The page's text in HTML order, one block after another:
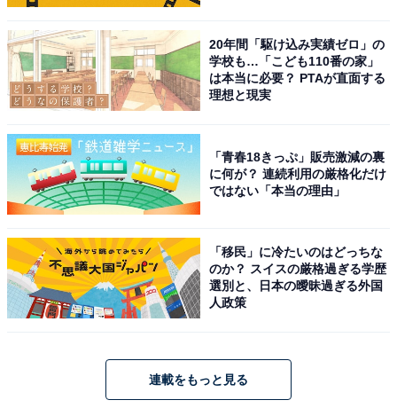
20年間「駆け込み実績ゼロ」の
学校も…「こども110番の家」
は本当に必要？ PTAが直面する
理想と現実
「青春18きっぷ」販売激減の裏
に何が？ 連続利用の厳格化だけ
ではない「本当の理由」
「移民」に冷たいのはどっちな
のか？ スイスの厳格過ぎる学歴
選別と、日本の曖昧過ぎる外国
人政策
連載をもっと見る